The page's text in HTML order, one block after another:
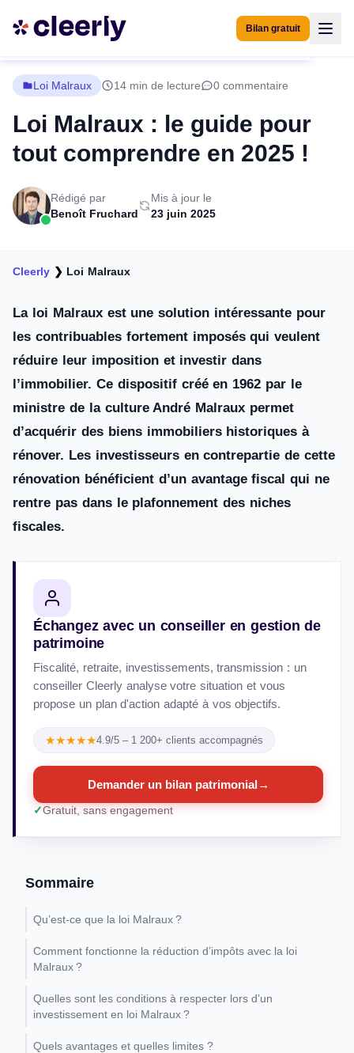
Bilan gratuit
Loi Malraux 14 min de lecture 0 commentaire
Loi Malraux : le guide pour
tout comprendre en 2025 !
Rédigé par
Benoît Fruchard
Mis à jour le
23 juin 2025
Cleerly ❯ Loi Malraux
La loi Malraux est une solution intéressante pour
les contribuables fortement imposés qui veulent
réduire leur imposition et investir dans
l’immobilier. Ce dispositif créé en 1962 par le
ministre de la culture André Malraux permet
d’acquérir des biens immobiliers historiques à
rénover. Les investisseurs en contrepartie de cette
rénovation bénéficient d’un avantage fiscal qui ne
rentre pas dans le plafonnement des niches
fiscales.
Échangez avec un conseiller en gestion de
patrimoine
Fiscalité, retraite, investissements, transmission : un
conseiller Cleerly analyse votre situation et vous
propose un plan d'action adapté à vos objectifs.
★★★★★4.9/5 – 1 200+ clients accompagnés
Demander un bilan patrimonial →
Gratuit, sans engagement
Sommaire
Qu’est-ce que la loi Malraux ?
Comment fonctionne la réduction d’impôts avec la loi
Malraux ?
Quelles sont les conditions à respecter lors d’un
investissement en loi Malraux ?
Quels avantages et quelles limites ?